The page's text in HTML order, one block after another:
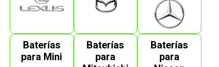
Baterías
para Mini
Baterías
para
Baterías
para